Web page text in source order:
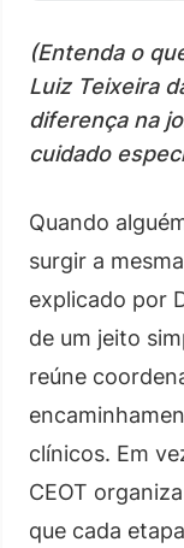
(Entenda o
Luiz Teixeira
diferença na
cuidado
Quando
surgir a
explicado por
de um jeito
reúne
clínicos. Em
CEOT
que cada